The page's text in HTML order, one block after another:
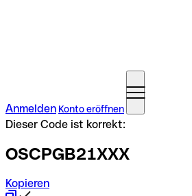
Anmelden Konto eröffnen
Dieser Code ist korrekt:
OSCPGB21XXX
Kopieren